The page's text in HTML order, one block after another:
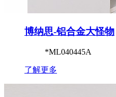
博纳思-铝合金大怪物
*ML040445A
了解更多